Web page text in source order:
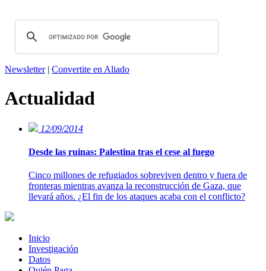
Newsletter| Convertite en Aliado
Actualidad
12/09/2014
Desde las ruinas: Palestina tras el cese al fuego
Cinco millones de refugiados sobreviven dentro y fuera de
fronteras mientras avanza la reconstrucción de Gaza, que
llevará años. ¿El fin de los ataques acaba con el conflicto?
Inicio
Investigación
Datos